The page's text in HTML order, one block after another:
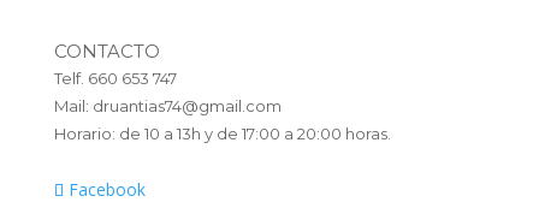
CONTACTO
Telf. 660 653 747
Mail: druantias74@gmail.com
Horario: de 10 a 13h y de 17:00 a 20:00 horas.
Facebook